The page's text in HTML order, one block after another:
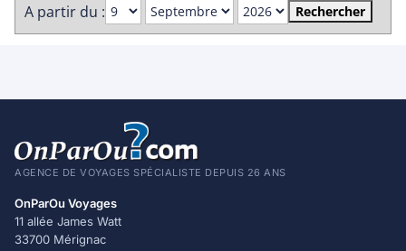
A partir du :
Rechercher
AGENCE DE VOYAGES SPÉCIALISTE DEPUIS 26 ANS
OnParOu Voyages
11 allée James Watt
33700 Mérignac